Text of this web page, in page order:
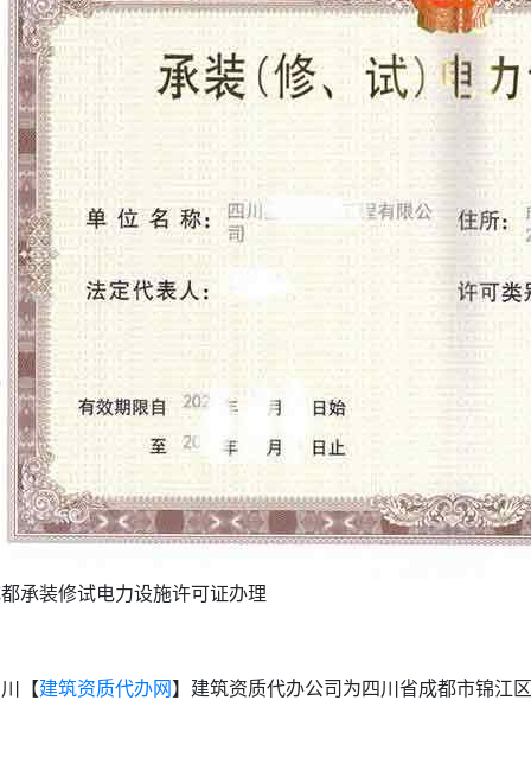
承装修试电力设施许可证办理
【建筑资质代办网】建筑资质代办公司为四川省成都市锦江